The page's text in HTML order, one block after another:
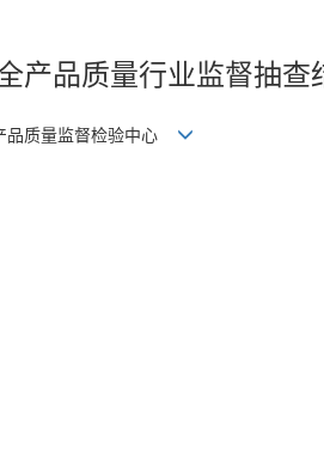
产品质量行业监督抽查
品质量监督检验中心